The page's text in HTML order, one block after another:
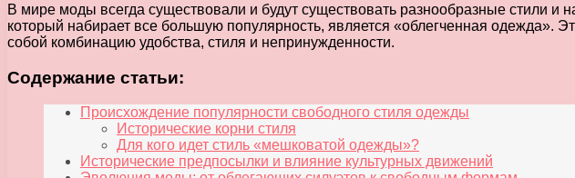
В мире моды всегда существовали и будут существовать разнообразные стили
который набирает все большую популярность, является «облегченная одежда».
собой комбинацию удобства, стиля и непринужденности.
Содержание статьи:
Происхождение популярности свободного стиля одежды
Исторические корни стиля
Для кого идет стиль «мешковатой одежды»?
Исторические предпосылки и влияние культурных движений